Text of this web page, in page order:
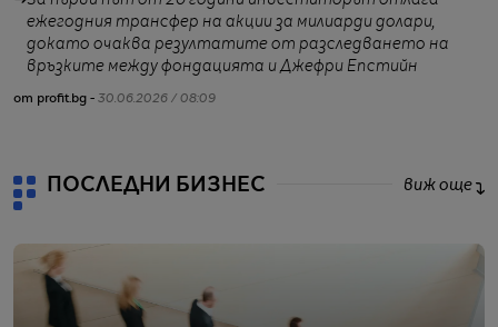
ежегодния трансфер на акции за милиарди долари,
докато очаква резултатите от разследването на
връзките между фондацията и Джефри Епстийн
от profit.bg - 30.06.2026 / 08:09
ПОСЛЕДНИ БИЗНЕС виж още